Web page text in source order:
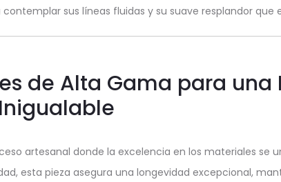
sus líneas fluidas y su suave resplandor
de Alta Gama para una
Inigualable
artesanal donde la excelencia en los materiales se
esta pieza asegura una longevidad excepcional,